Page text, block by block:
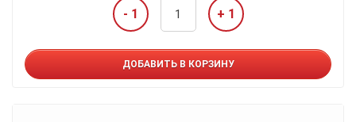
- 1 + 1
ДОБАВИТЬ В КОРЗИНУ